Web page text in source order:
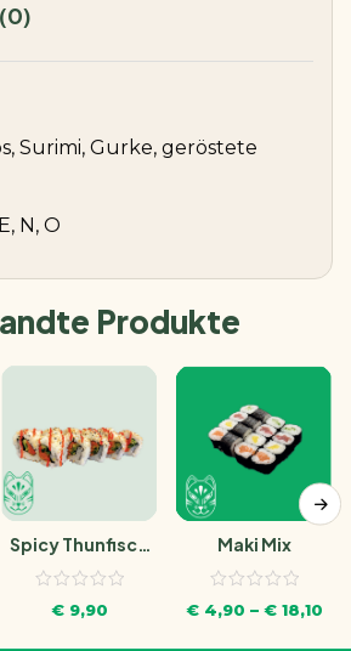
Surimi, Gurke, geröstete
N, O
Produkte
Spicy Thunfisch
Maki
€9,90
Maki Mix
€4,90 – €18,10